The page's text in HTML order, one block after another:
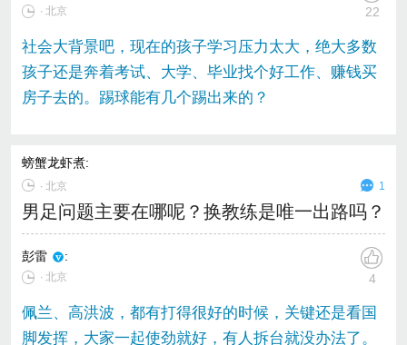
∙ 北京 22
社会大背景吧，现在的孩子学习压力太大，绝大多数
孩子还是奔着考试、大学、毕业找个好工作、赚钱买
房子去的。踢球能有几个踢出来的？
螃蟹龙虾煮:
∙ 北京 1
男足问题主要在哪呢？换教练是唯一出路吗？
彭雷 :
∙ 北京 4
佩兰、高洪波，都有打得很好的时候，关键还是看国
脚发挥，大家一起使劲就好，有人拆台就没办法了。